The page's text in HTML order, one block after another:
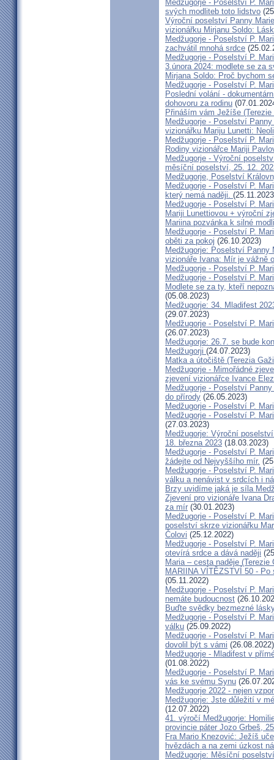
Medžugorje - Poselství P.
svých modliteb toto lidstvo
Výroční poselství Panny
vizionářku Mirjanu Soldo:
Medžugorje - Poselství P.
zachvátil mnohá srdce
Medžugorje - Poselství P.
3.února 2024: modlete se za
Mirjana Soldo: Proč bychom
Medžugorje - Poselství P.
Poslední volání -
dohovoru za rodinu
Přináším vám Ježíše (Terezie
Medžugorje - Poselství
vizionářku Mariju Lunetti:
Medžugorje - Poselství P.
Rodiny vizionářce Mariji
Medžugorje - Výroční
měsíční poselství, 25. 12.
Medžugorje, Poselství
Medžugorje - Poselství P.
který nemá naději.
Medžugorje - Poselství P.
Mariji Lunettiovou + výroční
Mariina pozvánka k silné
Medžugorje - Poselství P.
oběti za pokoj (26.10.2023)
Medžugorje: Poselství Panny
vizionáře Ivana: Mír je vážně
Medžugorje - Poselství P.
Medžugorje - Poselství P.
Modlete se za ty, kteří
(05.08.2023)
Medžugorje: 34. Mladifest
(29.07.2023)
Medžugorje - Poselství P.
(26.07.2023)
Medžugorje: 26.7. se bude
Medžugorji (24.07.2023)
Matka a útočiště (Terezia
Medžugorje - Mimořádné
zjevení vizionářce Ivance
Medžugorje - Poselství
do přírody (26.05.2023)
Medžugorje - Poselství P.
Medžugorje - Poselství P.
(27.03.2023)
Medžugorje: Výroční
18. března 2023 (18.03.2023)
Medžugorje - Poselství P.
žádejte od Nejvyššího mír.
Medžugorje - Poselství P.
válku a nenávist v srdcích i
Brzy uvidíme jaká je síla
Zjevení pro vizionáře Ivana
za mír (30.01.2023)
Medžugorje - Poselství P.
poselství skrze vizionářku
Čolovi (25.12.2022)
Medžugorje - Poselství P.
otevírá srdce a dává naději
Maria – cesta naděje (Terezie
MARIINA VÍTĚZSTVÍ 50 -
(05.11.2022)
Medžugorje - Poselství P.
nemáte budoucnost
Buďte svědky bezmezné
Medžugorje - Poselství P.
válku (25.09.2022)
Medžugorje - Poselství P.
dovolil být s vámi (26.08.2022)
Medžugorje - Mladifest v
(01.08.2022)
Medžugorje - Poselství P.
vás ke svému Synu
Medžugorje 2022 - nejen
Medžugorje: Jste důležití v
(12.07.2022)
41. výročí Medžugorje:
provincie páter Jozo Grbeš,
Fra Mario Knezović: Ježíš
hvězdách a na zemi úzkost
Medžugorje: Měsíční